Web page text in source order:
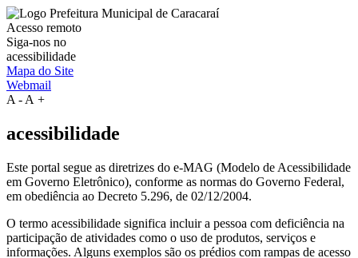
Acesso remoto
Siga-nos no
acessibilidade
Mapa do Site
Webmail
A - A +
acessibilidade
Este portal segue as diretrizes do e-MAG (Modelo de Acessibilidade
em Governo Eletrônico), conforme as normas do Governo Federal,
em obediência ao Decreto 5.296, de 02/12/2004.
O termo acessibilidade significa incluir a pessoa com deficiência na
participação de atividades como o uso de produtos, serviços e
informações. Alguns exemplos são os prédios com rampas de acesso